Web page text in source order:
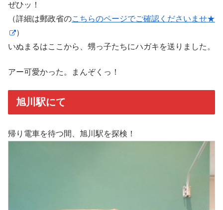
ぜひッ！
（詳細は郵政省のこちらのページでご確認くださいませ★
）
いぬまるはここから、甥っ子たちにハガキを送りました。
アー可愛かった。まんぞくっ！
旭川駅にて
帰り電車を待つ間、旭川駅を探検！